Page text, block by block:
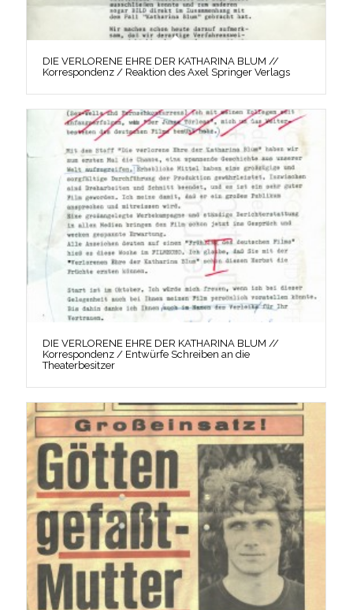
DIE VERLORENE EHRE DER KATHARINA BLUM //
Korrespondenz / Reaktion des Axel Springer Verlags
DIE VERLORENE EHRE DER KATHARINA BLUM //
Korrespondenz / Entwürfe Schreiben an die
Theaterbesitzer